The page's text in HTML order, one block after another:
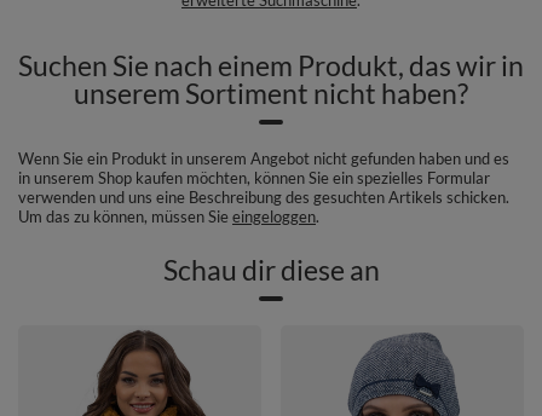
Suchen Sie nach einem Produkt, das wir in
unserem Sortiment nicht haben?
Wenn Sie ein Produkt in unserem Angebot nicht gefunden haben und es
in unserem Shop kaufen möchten, können Sie ein spezielles Formular
verwenden und uns eine Beschreibung des gesuchten Artikels schicken.
Um das zu können, müssen Sieeingeloggen.
Schau dir diese an